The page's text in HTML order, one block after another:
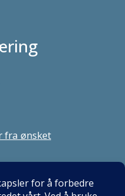
fra ønsket